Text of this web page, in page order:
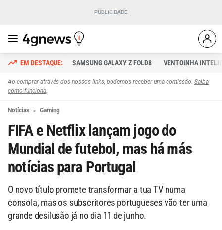
SAMSUNG GALAXY Z FOLD8 VENTOINHA
Ao comprar através dos nossos links, podemos receber uma comissão. Saiba
como funciona.
Notícias Gaming
FIFA e Netflix lançam jogo do
Mundial de futebol, mas há más
notícias para Portugal
O novo título promete transformar a tua TV numa
consola, mas os subscritores portugueses vão ter uma
grande desilusão já no dia 11 de junho.